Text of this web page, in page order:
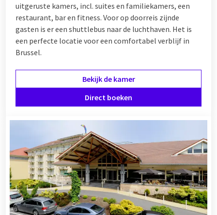
uitgeruste kamers, incl. suites en familiekamers, een
restaurant, bar en fitness. Voor op doorreis zijnde
gasten is er een shuttlebus naar de luchthaven. Het is
een perfecte locatie voor een comfortabel verblijf in
Brussel.
Bekijk de kamer
Direct boeken